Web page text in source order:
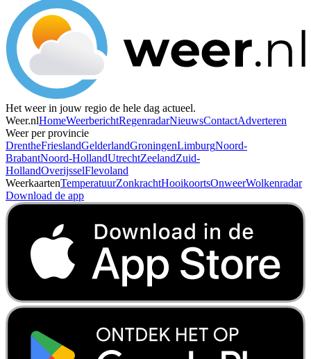
Het weer in jouw regio de hele dag actueel.
Weer.nlHomeWeerberichtRegenradarNieuwsContactAdverteren
Weer per provincie
DrentheFrieslandGelderlandGroningenLimburgNoord-
BrabantNoord-HollandUtrechtZeelandZuid-
HollandOverijsselFlevoland
WeerkaartenTemperatuurZonkrachtHooikoortsOnweerWolkenradar
Download de app